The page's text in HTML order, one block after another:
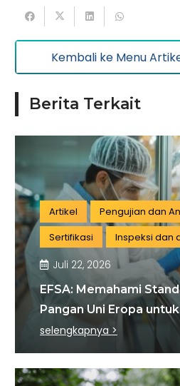
Kembali ke Menu
Berita Terkait
Artikel
Pengujian dan
Sertifikasi
Inspeksi dan
Juli 22, 2026
EFSA: Memahami
Pangan Uni Eropa
Indonesia
selengkapnya >